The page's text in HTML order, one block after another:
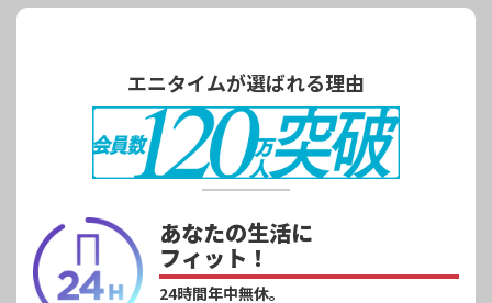
エニタイムが選ばれる理由
あなたの生活に
フィット！
24時間年中無休。